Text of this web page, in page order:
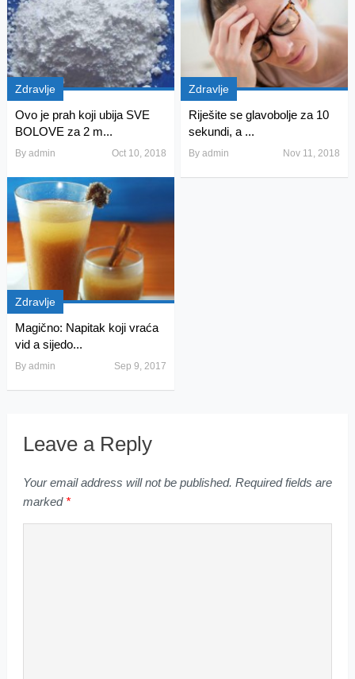
Zdravlje
Ovo je prah koji ubija SVE
BOLOVE za 2 m...
By admin Oct 10, 2018
Zdravlje
Riješite se glavobolje za 10
sekundi, a ...
Byadmin Nov 11, 2018
Zdravlje
Magično: Napitak koji vraća
vid a sijedo...
By admin Sep 9, 2017
Leave a Reply
Your email address will not be published. Required fields are
marked *